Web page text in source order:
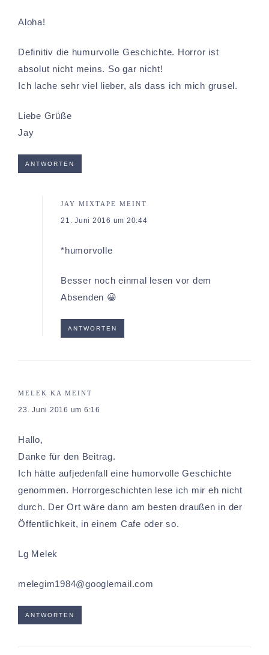
Aloha!
Definitiv die humurvolle Geschichte. Horror ist
absolut nicht meins. So gar nicht!
Ich lache sehr viel lieber, als dass ich mich grusel.
Liebe Grüße
Jay
ANTWORTEN
JAY MIXTAPE MEINT
21. Juni 2016 um 20:44
*humorvolle
Besser noch einmal lesen vor dem
Absenden 😀
ANTWORTEN
MELEK KA MEINT
23. Juni 2016 um 6:16
Hallo,
Danke für den Beitrag.
Ich hätte aufjedenfall eine humorvolle Geschichte
genommen. Horrorgeschichten lese ich mir eh nicht
durch. Der Ort wäre dann am besten draußen in der
Öffentlichkeit, in einem Cafe oder so.
Lg Melek
melegim1984@googlemail.com
ANTWORTEN